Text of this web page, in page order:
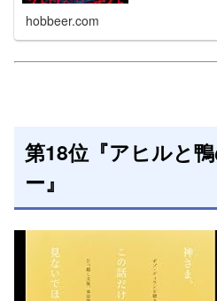
hobbeer.com
第18位『アヒルと
ー』